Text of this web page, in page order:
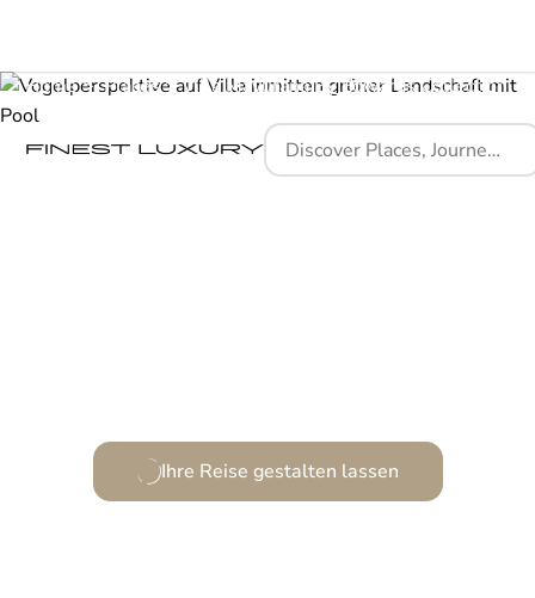
Home Places Villa Mayurana By Edwards Collection
Ihre Reise gestalten lassen